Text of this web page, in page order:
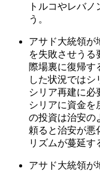
トルコやレバ
う。
アサド大統領が
を失敗させうる
際場裏に復帰す
した状況では
シリア再建に必
シリアに資金を
の投資は治安の
頼ると治安が悪
リズムが蔓延す
アサド大統領が